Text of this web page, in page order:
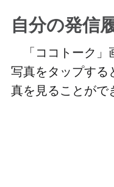
自分の発信
「ココトーク」
写真をタップする
真を見ることがで